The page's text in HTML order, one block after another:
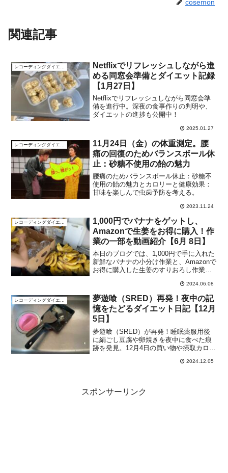
cosemon
関連記事
レコーディングダイエット
Netflixでリフレッシュしながら進
める同窓会準備とダイエット記録
【1月27日】
Netflixでリフレッシュしながら同窓会準
備を進行中。深夜の食事作りの判明や、
ダイエットの進捗も公開中！
2025.01.27
レコーディングダイエット
11月24日（金）の体重測定。腰
痛の回復のためバランスボール休
止：砂糖不使用の飴の魅力
腰痛のためバランスボール休止：砂糖不
使用の飴の魅力とカロリーと健康効果：
甘味を楽しんで虫歯予防を考える。
2023.11.24
レコーディングダイエット
1,000円でバナナをゲットし、
Amazonで生姜をお得に購入！作
業の一部を動画紹介【6月 8日】
本日のブログでは、1,000円で手に入れた
新鮮なバナナの小分け作業と、Amazonで
お得に購入した生姜のすりおろし作業を
備えた食材の準備方法をお見逃しなく！
2024.06.08
レコーディングダイエット
夢遊喰（SRED）再発！夜中の記
憶をたどるダイエット日記【12月
5日】
夢遊喰（SRED）が再発！睡眠薬服用後
に絹ごし豆腐や卵焼きを夜中に食べた痕
跡を発見。12月4日の買い物や摂取カロリ
開。ダイエット中の不安要素や対策も紹
2024.12.05
スポンサーリンク